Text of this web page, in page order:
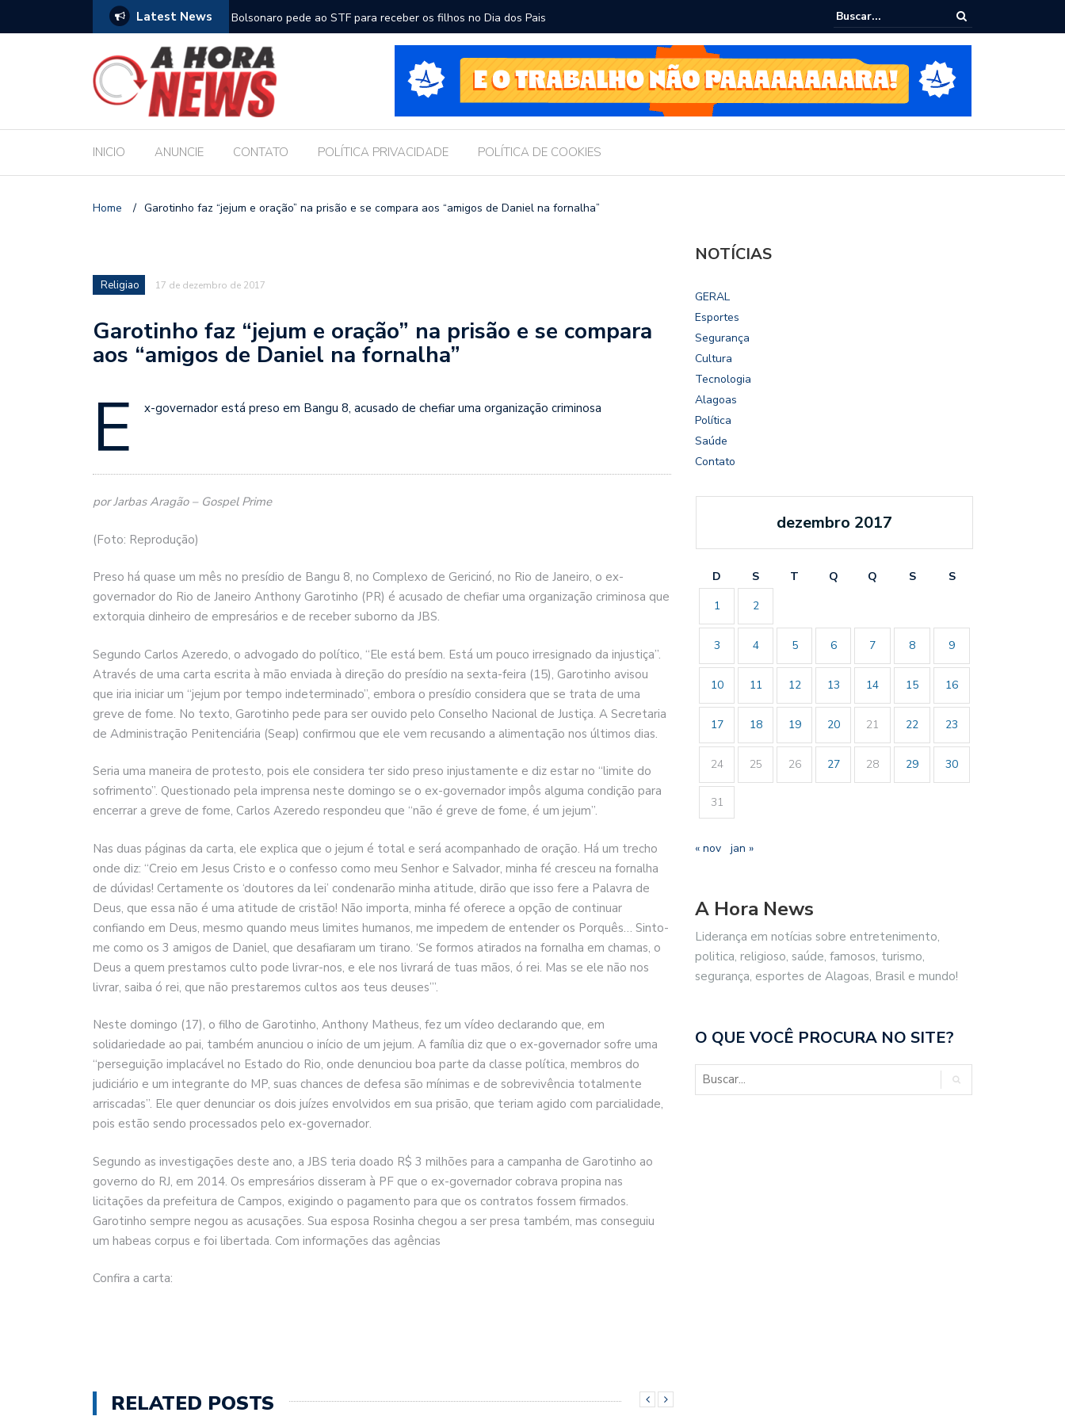
Latest News
com a Educação durante posse Bolsonaro pede ao STF para receber os filhos no Dia dos Pais
Câmara dialoga com UFAL e Faculdade de Coimbra sobre parcerias para
Legislativo
INICIO ANUNCIE CONTATO POLÍTICA PRIVACIDADE POLÍTICA DE COOKIES
Home / Garotinho faz “jejum e oração” na prisão e se compara aos “amigos de Daniel na fornalha”
Religiao 17 de dezembro de 2017
Garotinho faz “jejum e oração” na prisão e se compara
aos “amigos de Daniel na fornalha”
E x-governador está preso em Bangu 8, acusado de chefiar uma organização criminosa
por Jarbas Aragão – Gospel Prime
(Foto: Reprodução)
Preso há quase um mês no presídio de Bangu 8, no Complexo de Gericinó, no Rio de Janeiro, o ex-
governador do Rio de Janeiro Anthony Garotinho (PR) é acusado de chefiar uma organização criminosa que
extorquia dinheiro de empresários e de receber suborno da JBS.
Segundo Carlos Azeredo, o advogado do político, “Ele está bem. Está um pouco irresignado da injustiça”.
Através de uma carta escrita à mão enviada à direção do presídio na sexta-feira (15), Garotinho avisou
que iria iniciar um “jejum por tempo indeterminado”, embora o presídio considera que se trata de uma
greve de fome. No texto, Garotinho pede para ser ouvido pelo Conselho Nacional de Justiça. A Secretaria
de Administração Penitenciária (Seap) confirmou que ele vem recusando a alimentação nos últimos dias.
Seria uma maneira de protesto, pois ele considera ter sido preso injustamente e diz estar no “limite do
sofrimento”. Questionado pela imprensa neste domingo se o ex-governador impôs alguma condição para
encerrar a greve de fome, Carlos Azeredo respondeu que “não é greve de fome, é um jejum”.
Nas duas páginas da carta, ele explica que o jejum é total e será acompanhado de oração. Há um trecho
onde diz: “Creio em Jesus Cristo e o confesso como meu Senhor e Salvador, minha fé cresceu na fornalha
de dúvidas! Certamente os ‘doutores da lei’ condenarão minha atitude, dirão que isso fere a Palavra de
Deus, que essa não é uma atitude de cristão! Não importa, minha fé oferece a opção de continuar
confiando em Deus, mesmo quando meus limites humanos, me impedem de entender os Porquês… Sinto-
me como os 3 amigos de Daniel, que desafiaram um tirano. ‘Se formos atirados na fornalha em chamas, o
Deus a quem prestamos culto pode livrar-nos, e ele nos livrará de tuas mãos, ó rei. Mas se ele não nos
livrar, saiba ó rei, que não prestaremos cultos aos teus deuses’”.
Neste domingo (17), o filho de Garotinho, Anthony Matheus, fez um vídeo declarando que, em
solidariedade ao pai, também anunciou o início de um jejum. A família diz que o ex-governador sofre uma
“perseguição implacável no Estado do Rio, onde denunciou boa parte da classe política, membros do
judiciário e um integrante do MP, suas chances de defesa são mínimas e de sobrevivência totalmente
arriscadas”. Ele quer denunciar os dois juízes envolvidos em sua prisão, que teriam agido com parcialidade,
pois estão sendo processados pelo ex-governador.
Segundo as investigações deste ano, a JBS teria doado R$ 3 milhões para a campanha de Garotinho ao
governo do RJ, em 2014. Os empresários disseram à PF que o ex-governador cobrava propina nas
licitações da prefeitura de Campos, exigindo o pagamento para que os contratos fossem firmados.
Garotinho sempre negou as acusações. Sua esposa Rosinha chegou a ser presa também, mas conseguiu
um habeas corpus e foi libertada. Com informações das agências
Confira a carta:
RELATED POSTS
NOTÍCIAS
GERAL
Esportes
Segurança
Cultura
Tecnologia
Alagoas
Política
Saúde
Contato
dezembro 2017
D S T Q Q S
S
1
2
3 4 5 6 7 8 9
10 11 12 13 14 15 16
17 18 19 20 21 22 23
24 25 26 27 28 29 30
31
« nov jan »
A Hora News
Liderança em notícias sobre entretenimento,
politica, religioso, saúde, famosos, turismo,
segurança, esportes de Alagoas, Brasil e mundo!
O QUE VOCÊ PROCURA NO SITE?